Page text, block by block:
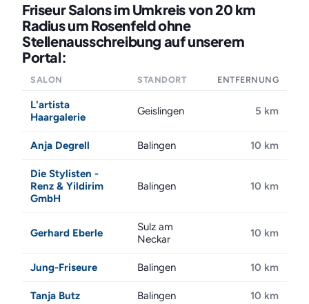
Friseur Salons im Umkreis von 20 km
Radius um Rosenfeld ohne
Stellenausschreibung auf unserem
Portal:
SALON STANDORT ENTFERNUNG
L'artista
Haargalerie
Geislingen 5 km
Anja Degrell Balingen 10 km
Die Stylisten -
Renz & Yildirim
GmbH
Balingen 10 km
Gerhard Eberle
Sulz am
Neckar
10 km
Jung-Friseure Balingen 10 km
Tanja Butz Balingen 10 km